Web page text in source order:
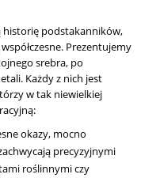
historię podstakanników,
Prezentujemy
srebra, po
Każdy z nich jest
w tak niewielkiej
okazy, mocno
precyzyjnymi
roślinnymi czy